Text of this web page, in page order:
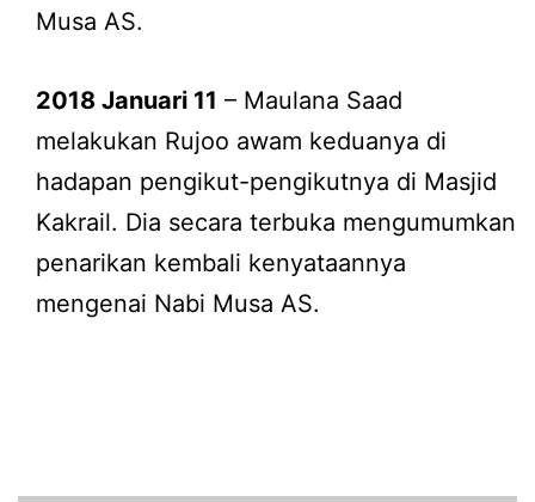
Musa AS.
2018 Januari 11 – Maulana Saad
melakukan Rujoo awam keduanya di
hadapan pengikut-pengikutnya di Masjid
Kakrail. Dia secara terbuka mengumumkan
penarikan kembali kenyataannya
mengenai Nabi Musa AS.